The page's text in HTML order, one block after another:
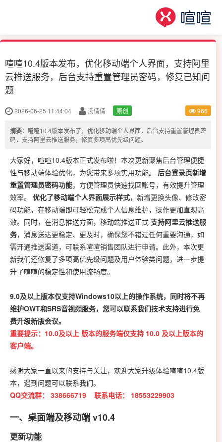
喧喧10.4版本发布，优化移动端个人界面，支持阿里
云推送服务，后台支持重置管理员密码，修复已知问
题
2026-06-25 11:44:04 汤倩倩 原创 966
摘要：喧喧10.4版本发布了，优化移动端个人界面，后台支持重置管理员密
码，支持阿里云推送服务，修复多项高优先级问题。
大家好，喧喧10.4版本正式发布啦！本次更新聚焦后台管理便捷
性与移动端体验优化，为您带来多项实用功能。 后台登录页新增
重置管理员密码功能，方便管理员快速找回账号，有效提升管理
效率。 优化了移动端个人界面展示样式，新增更换头像、修改密
码功能，在移动端即可轻松完成个人信息维护，操作更加直观高
效。同时，在消息推送方面，移动端推送正式 支持阿里云推送服
务，消息送达更稳定、更及时，确保您不错过任何重要沟通，如
需开通推送渠道，可联系喧喧销售团队进行申请。此外，本次更
新我们还修复了多项高优先级问题及用户体验类问题，进一步提
升了喧喧的稳定性和使用流畅度。
9.0及以上版本仅支持Windows10以上的操作系统，同时将不再
维护OWT和SRS音视频服务，您可以联系我们技术支持进行免
费升级新版会议。
重要提示：10.0及以上 版本的服务端仅支持 10.0 及以上版本的
客户端。
感谢大家一直以来的支持与关注，欢迎大家升级体验喧喧10.4版
本，遇到问题可以联系我们。
QQ交流群：
338666719 联系电话： 18553229903
一、桌面端及移动端 v10.4
更新功能